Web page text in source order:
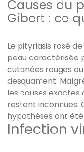
Causes du
Gibert : ce
Le pityriasis rosé
peau caractérisée
cutanées rouges
desquament.
les causes exactes
restent inconnues.
hypothèses ont
Infection